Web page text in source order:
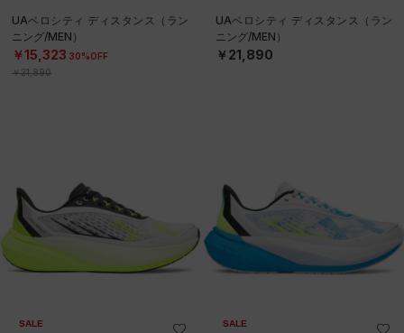
UAベロシティ ディスタンス（ラン
ニング/MEN）
￥15,323 30%OFF
￥21,890
UAベロシティ ディスタンス（ラン
ニング/MEN）
￥21,890
SALE SALE